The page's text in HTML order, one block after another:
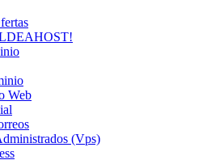
Web
(Vps)